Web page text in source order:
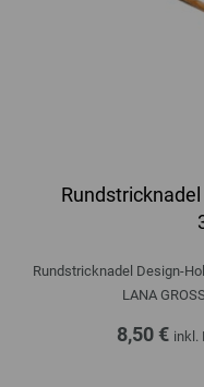
Rundstricknadel Design-
LANA
8,50 € inkl.